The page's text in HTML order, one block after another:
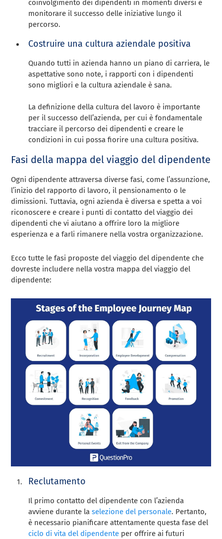
coinvolgimento dei dipendenti in momenti diversi e
monitorare il successo delle iniziative lungo il
percorso.
Costruire una cultura aziendale positiva
Quando tutti in azienda hanno un piano di carriera, le
aspettative sono note, i rapporti con i dipendenti
sono migliori e la cultura aziendale è sana.
La definizione della cultura del lavoro è importante
per il successo dell’azienda, per cui è fondamentale
tracciare il percorso dei dipendenti e creare le
condizioni in cui possa fiorire una cultura positiva.
Fasi della mappa del viaggio del dipendente
Ogni dipendente attraversa diverse fasi, come l’assunzione,
l’inizio del rapporto di lavoro, il pensionamento o le
dimissioni. Tuttavia, ogni azienda è diversa e spetta a voi
riconoscere e creare i punti di contatto del viaggio dei
dipendenti che vi aiutano a offrire loro la migliore
esperienza e a farli rimanere nella vostra organizzazione.
Ecco tutte le fasi proposte del viaggio del dipendente che
dovreste includere nella vostra mappa del viaggio del
dipendente:
Reclutamento
Il primo contatto del dipendente con l’azienda
avviene durante laselezione del personale. Pertanto,
è necessario pianificare attentamente questa fase del
ciclo di vita del dipendente per offrire ai futuri